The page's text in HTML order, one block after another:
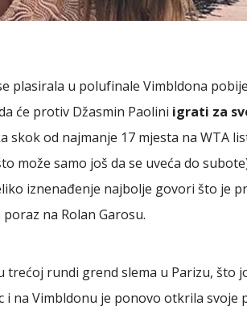
plasirala u polufinale Vimbldona
će protiv Džasmin Paolini igrati za
skok od najmanje 17 mjesta na WTA
može samo još da se uveća do
iznenađenje najbolje govori što je
na Rolan Garosu.
trećoj rundi grend slema u Parizu, što
i na Vimbldonu je ponovo otkrila svoje